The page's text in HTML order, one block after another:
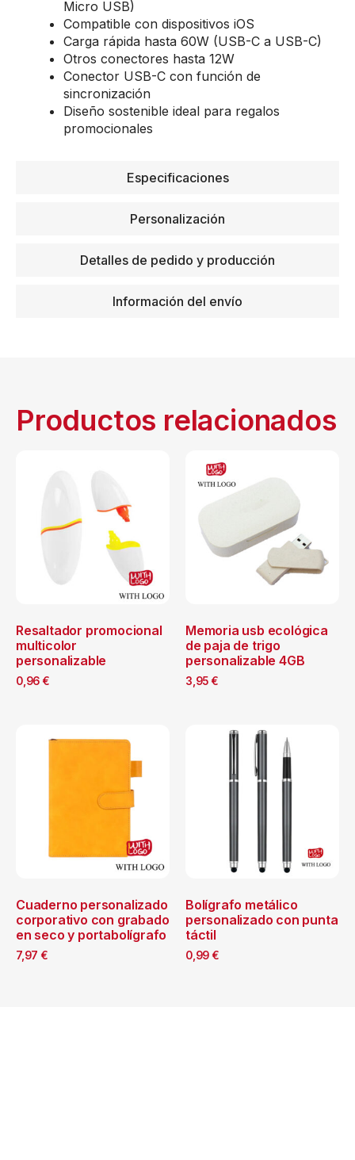
Especificaciones
Personalización
Detalles de pedido y producción
Información del envío
Micro USB)
Compatible con dispositivos iOS
Carga rápida hasta 60W (USB-C a USB-C)
Otros conectores hasta 12W
Conector USB-C con función de
sincronización
Diseño sostenible ideal para regalos
promocionales
Productos relacionados
Resaltador promocional
multicolor
personalizable
0,96 €
Memoria usb ecológica
de paja de trigo
personalizable 4GB
3,95 €
Cuaderno personalizado
corporativo con grabado
en seco y portabolígrafo
7,97 €
Bolígrafo metálico
personalizado con punta
táctil
0,99 €